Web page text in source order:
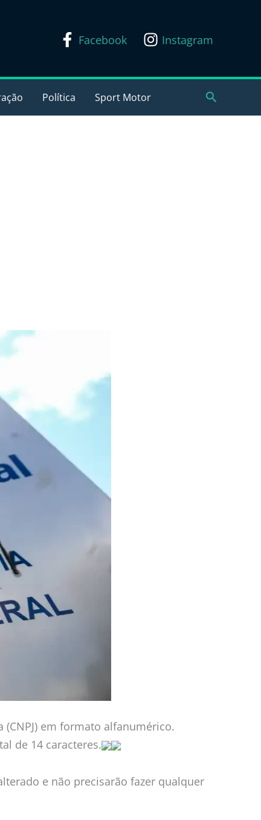
Facebook Instagram
Política Sport Motor Pesquisar
(CNPJ) em formato alfanumérico.
de 14 caracteres.
e não precisarão fazer qualquer